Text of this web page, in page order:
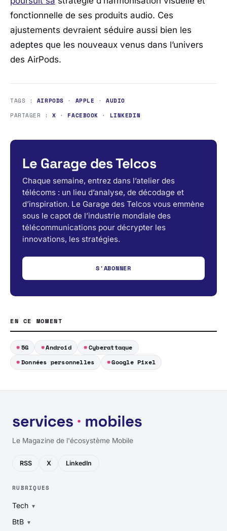
fonctionnelle de ses produits audio. Ces
ajustements devraient séduire aussi bien les
adeptes que les nouveaux venus dans l’univers
des AirPods.
TAGS : AIRPODS · APPLE ·AUDIO
PARTAGER :X · FACEBOOK · LINKEDIN
Le Garage des Telcos
Chaque semaine, entrez dans l’atelier des
télécoms : un lieu d’analyse, de décodage et
d’inspiration. Le Garage des Telcos vous emmène
sous le capot de l’industrie mondiale des
télécommunications pour décrypter les
innovations, les stratégies.
S'ABONNER
EN CE MOMENT
5G Android
Cyberattaque
Données personnelles
Google Pixel
Le Magazine de l'écosystème Mobile
RSS X LinkedIn
RUBRIQUES
Tech
BtB